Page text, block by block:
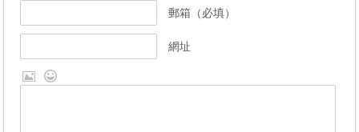
郵箱（必填）
網址